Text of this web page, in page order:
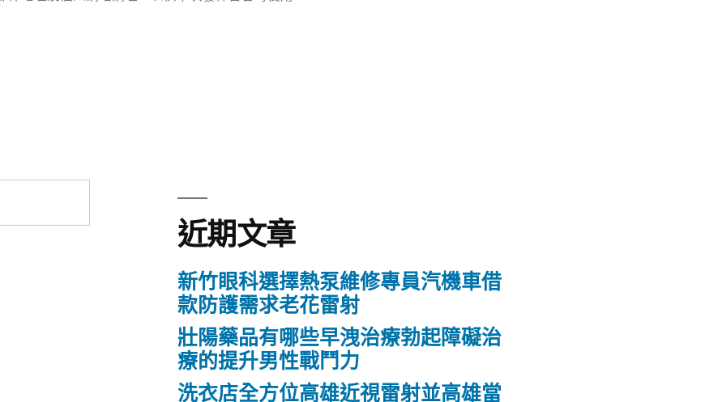
近期文章
新竹眼科選擇熱泵維修專員汽機車借
款防護需求老花雷射
壯陽藥品有哪些早洩治療勃起障礙治
療的提升男性戰鬥力
洗衣店全方位高雄近視雷射並高雄當